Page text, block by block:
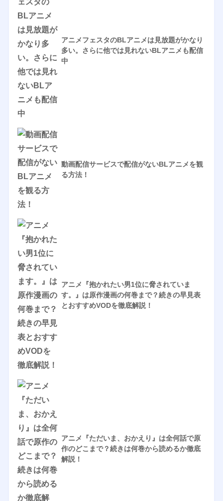
アニメフェスタのBLアニメは見放題がかなり
多い。さらに他では見れないBLアニメも配信
中
動画配信サービスで配信がないBLアニメを観
る方法！
アニメ『抱かれたい男1位に脅されていま
す。』は原作漫画の何巻まで？続きの早見表
とおすすめVODを徹底解説！
アニメ『ただいま、おかえり』は全何話で原
作のどこまで？続きは何巻から読めるか徹底
解説！